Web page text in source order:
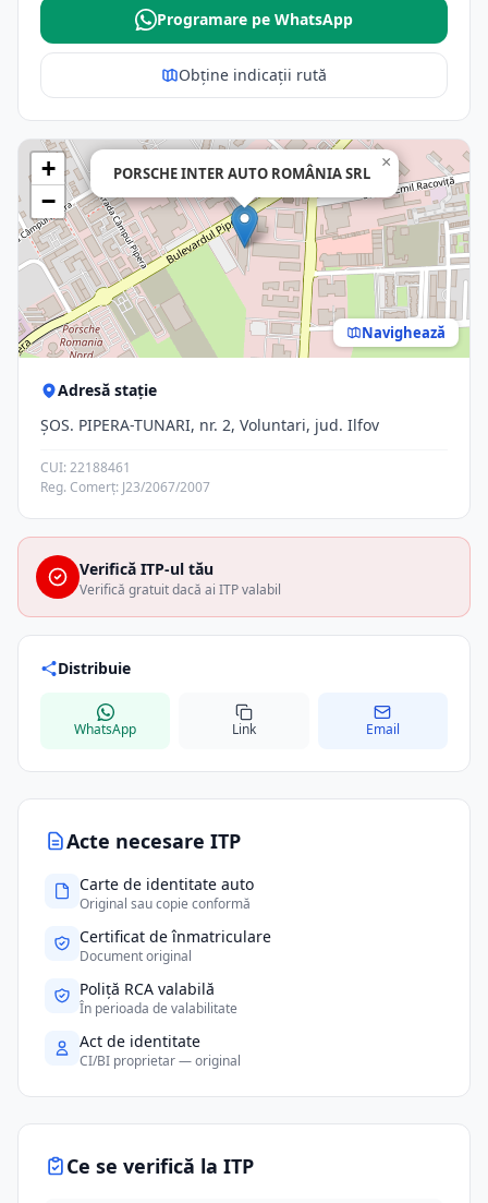
Acte necesare ITP
Carte de identitate auto
Original sau copie conformă
Certificat de înmatriculare
Document original
Poliță RCA valabilă
În perioada de valabilitate
Act de identitate
CI/BI proprietar — original
Ce se verifică la ITP
Programare pe WhatsApp
Obține indicații rută
PORSCHE INTER AUTO ROMÂNIA SRL
×
+
−
Navighează
Adresă stație
ŞOS. PIPERA-TUNARI, nr. 2, Voluntari, jud. Ilfov
CUI: 22188461
Reg. Comerț: J23/2067/2007
Verifică ITP-ul tău
Verifică gratuit dacă ai ITP valabil
Distribuie
WhatsApp Link Email